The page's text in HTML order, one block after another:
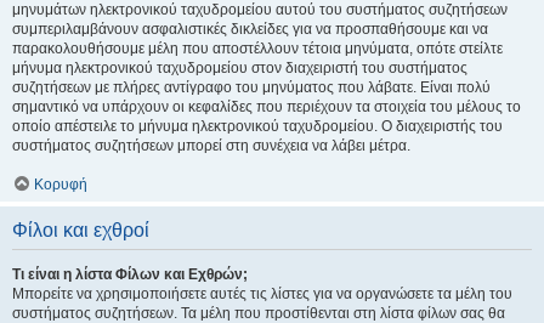
μηνυμάτων ηλεκτρονικού ταχυδρομείου αυτού του συστήματος συζητήσεων
συμπεριλαμβάνουν ασφαλιστικές δικλείδες για να προσπαθήσουμε και να
παρακολουθήσουμε μέλη που αποστέλλουν τέτοια μηνύματα, οπότε στείλτε
μήνυμα ηλεκτρονικού ταχυδρομείου στον διαχειριστή του συστήματος
συζητήσεων με πλήρες αντίγραφο του μηνύματος που λάβατε. Είναι πολύ
σημαντικό να υπάρχουν οι κεφαλίδες που περιέχουν τα στοιχεία του μέλους το
οποίο απέστειλε το μήνυμα ηλεκτρονικού ταχυδρομείου. Ο διαχειριστής του
συστήματος συζητήσεων μπορεί στη συνέχεια να λάβει μέτρα.
Κορυφή
Φίλοι και εχθροί
Τι είναι η λίστα Φίλων και Εχθρών;
Μπορείτε να χρησιμοποιήσετε αυτές τις λίστες για να οργανώσετε τα μέλη του
συστήματος συζητήσεων. Τα μέλη που προστίθενται στη λίστα φίλων σας θα